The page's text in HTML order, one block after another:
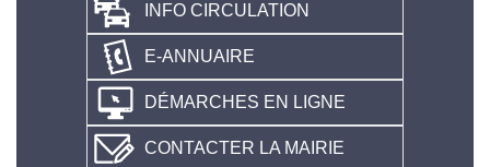
INFO CIRCULATION
E-ANNUAIRE
DÉMARCHES EN LIGNE
CONTACTER LA MAIRIE